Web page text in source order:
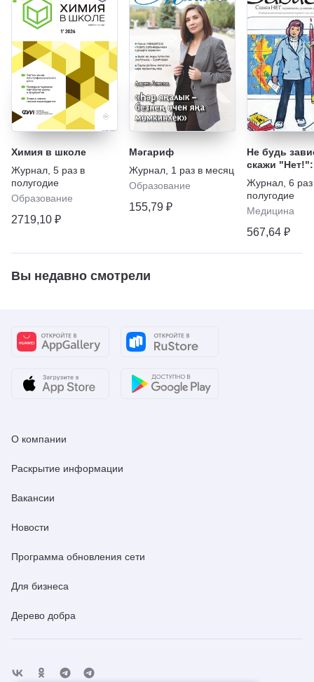
Химия в школе
Журнал 5 раз в
полугодие
Образование
2719,10 ₽
Мәгариф
Журнал 1 раз в месяц
Образование
155,79 ₽
Не будь
скажи "Нет!":
наркотикам,
алкоголю,
игромании
Журнал 6
полугодие
Медицина
567,64 ₽
Вы недавно смотрели
О компании
Раскрытие информации
Вакансии
Новости
Программа обновления сети
Для бизнеса
Дерево добра